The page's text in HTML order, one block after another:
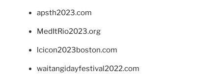
apsth2023.com
MedItRio2023.org
lcicon2023boston.com
waitangidayfestival2022.com